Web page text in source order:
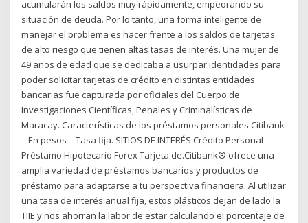
acumularán los saldos muy rápidamente, empeorando su
situación de deuda. Por lo tanto, una forma inteligente de
manejar el problema es hacer frente a los saldos de tarjetas
de alto riesgo que tienen altas tasas de interés. Una mujer de
49 años de edad que se dedicaba a usurpar identidades para
poder solicitar tarjetas de crédito en distintas entidades
bancarias fue capturada por oficiales del Cuerpo de
Investigaciones Científicas, Penales y Criminalísticas de
Maracay. Características de los préstamos personales Citibank
– En pesos – Tasa fija. SITIOS DE INTERÉS Crédito Personal
Préstamo Hipotecario Forex Tarjeta de.Citibank® ofrece una
amplia variedad de préstamos bancarios y productos de
préstamo para adaptarse a tu perspectiva financiera. Al utilizar
una tasa de interés anual fija, estos plásticos dejan de lado la
TIIE y nos ahorran la labor de estar calculando el porcentaje de